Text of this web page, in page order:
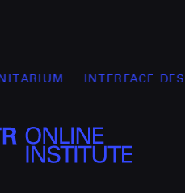
INTERFACE